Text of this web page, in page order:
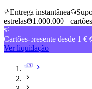
Entrega instantânea
estrelas
1.000.000+
Cartões-presente desde 1
Ver liquidação